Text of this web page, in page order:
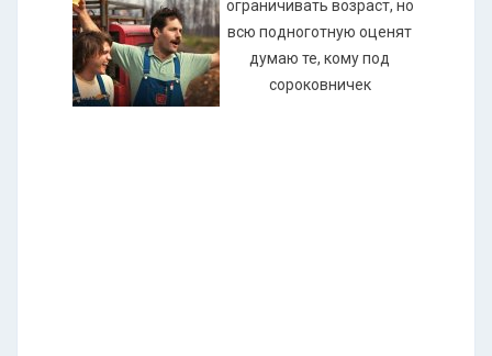
ограничивать возраст, но
всю подноготную оценят
думаю те, кому под
сороковничек